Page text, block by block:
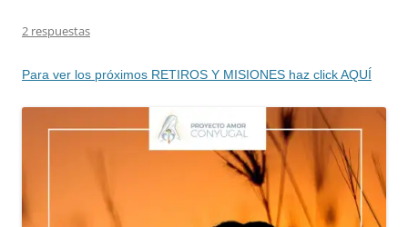
2 respuestas
Para ver los próximos RETIROS Y MISIONES haz click AQUÍ